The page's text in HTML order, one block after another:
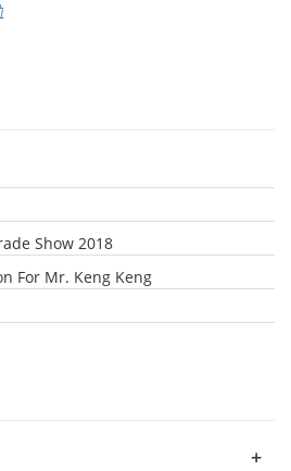
Show 2018
For Mr. Keng Keng
+